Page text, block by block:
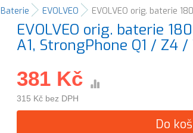
Baterie EVOLVEO EVOLVEO orig. baterie
EVOLVEO orig. baterie
A1, StrongPhone Q1 / Z4
381 Kč
315 Kč bez DPH
Do